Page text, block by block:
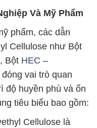
Và Mỹ Phẩm
phẩm, các dẫn
Cellulose như Bột
Bột HEC –
vai trò quan
độ huyền phù và ổn
tiêu biểu bao gồm:
Cellulose là